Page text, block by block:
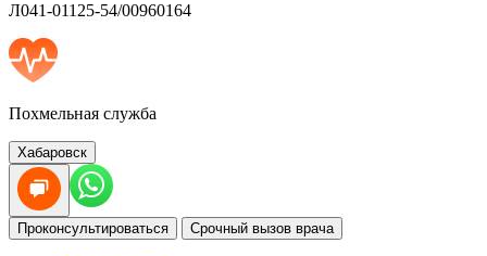
Л041-01125-54/00960164
Похмельная служба
Хабаровск
Проконсультироваться Срочный вызов врача